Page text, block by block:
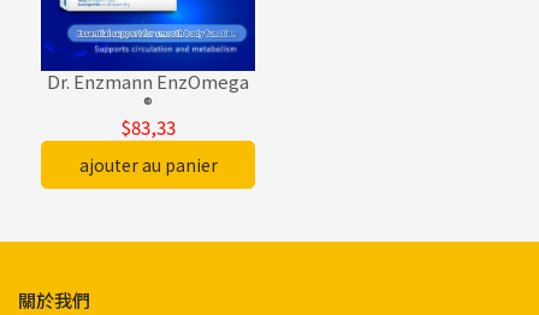
Dr. Enzmann EnzOmega
®
$83,33
ajouter au panier
關於我們